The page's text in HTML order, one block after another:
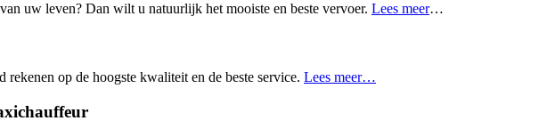
uw leven? Dan wilt u natuurlijk het mooiste en beste vervoer. Lees meer…
op de hoogste kwaliteit en de beste service. Lees meer…